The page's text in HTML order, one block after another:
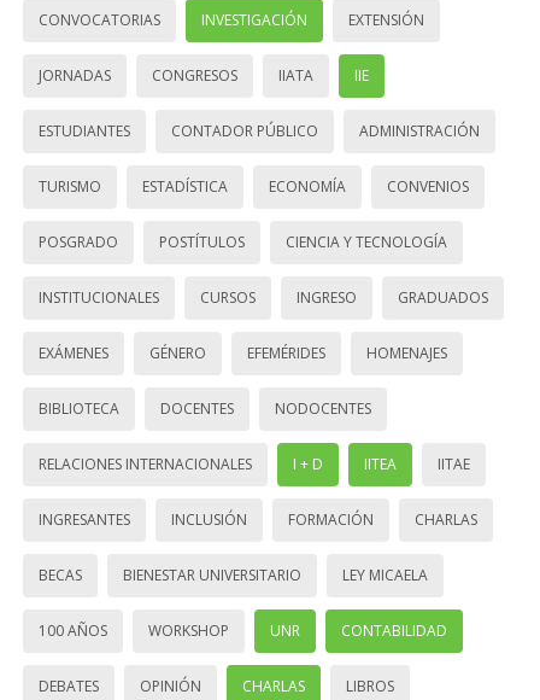
CONVOCATORIAS INVESTIGACIÓN EXTENSIÓN
JORNADAS CONGRESOS IIATA IIE
ESTUDIANTES CONTADOR PÚBLICO ADMINISTRACIÓN
TURISMO ESTADÍSTICA ECONOMÍA CONVENIOS
POSGRADO POSTÍTULOS CIENCIA Y TECNOLOGÍA
INSTITUCIONALES CURSOS INGRESO GRADUADOS
EXÁMENES GÉNERO EFEMÉRIDES HOMENAJES
BIBLIOTECA DOCENTES NODOCENTES
RELACIONES INTERNACIONALES I + D IITEA IITAE
INGRESANTES INCLUSIÓN FORMACIÓN CHARLAS
BECAS BIENESTAR UNIVERSITARIO LEY MICAELA
100 AÑOS WORKSHOP UNR CONTABILIDAD
DEBATES OPINIÓN CHARLAS LIBROS